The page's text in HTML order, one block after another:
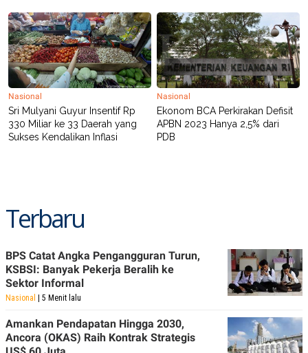
.
I
D
SITEMAPPROFILETERM
USE
PEDOMAN
PEMBERITAAN
Nasional
Sri Mulyani Guyur Insentif Rp
330 Miliar ke 33 Daerah yang
Sukses Kendalikan Inflasi
Nasional
Ekonom BCA Perkirakan Defisit
APBN 2023 Hanya 2,5% dari
PDB
Terbaru
BPS Catat Angka Pengangguran Turun,
KSBSI: Banyak Pekerja Beralih ke
Sektor Informal
Nasional | 5 Menit lalu
Amankan Pendapatan Hingga 2030,
Ancora (OKAS) Raih Kontrak Strategis